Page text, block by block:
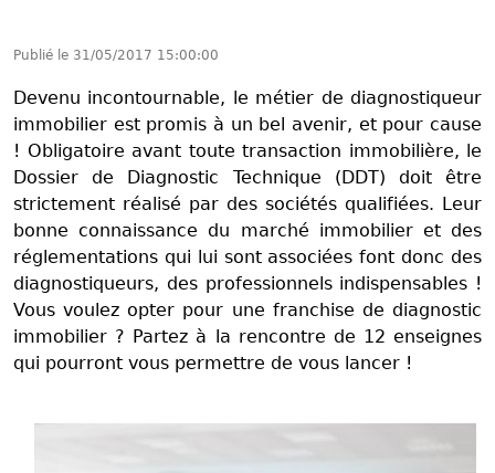
Publié le 31/05/2017 15:00:00
Devenu incontournable, le métier de diagnostiqueur
immobilier est promis à un bel avenir, et pour cause
! Obligatoire avant toute transaction immobilière, le
Dossier de Diagnostic Technique (DDT) doit être
strictement réalisé par des sociétés qualifiées. Leur
bonne connaissance du marché immobilier et des
réglementations qui lui sont associées font donc des
diagnostiqueurs, des professionnels indispensables !
Vous voulez opter pour une franchise de diagnostic
immobilier ? Partez à la rencontre de 12 enseignes
qui pourront vous permettre de vous lancer !